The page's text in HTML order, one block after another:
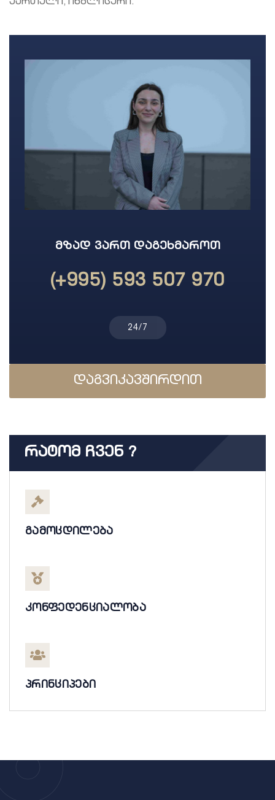
ქართული, ინგლისური.
ᲛᲖᲐᲓ ᲕᲐᲠᲗ ᲓᲐᲒᲔᲮᲛᲐᲠᲝᲗ
(+995) 593 507 970
24/7
დაგვიკავშირდით
Რატომ Ჩვენ ?
გამოცდილება
კონფედენციალობა
პრინციპები